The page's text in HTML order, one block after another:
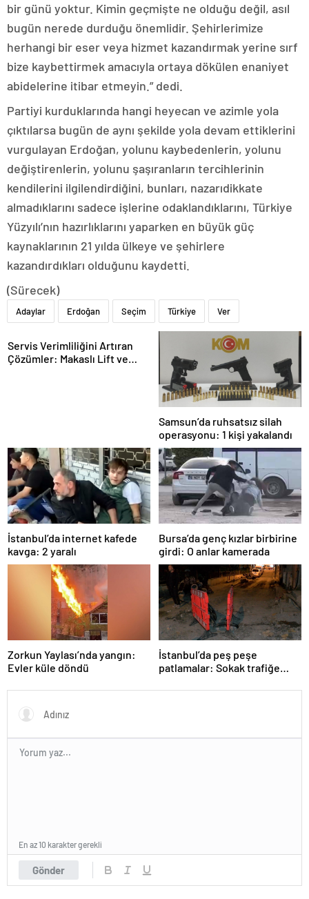
bir günü yoktur. Kimin geçmişte ne olduğu değil, asıl
bugün nerede durduğu önemlidir. Şehirlerimize
herhangi bir eser veya hizmet kazandırmak yerine sırf
bize kaybettirmek amacıyla ortaya dökülen enaniyet
abidelerine itibar etmeyin.” dedi.
Partiyi kurduklarında hangi heyecan ve azimle yola
çıktılarsa bugün de aynı şekilde yola devam ettiklerini
vurgulayan Erdoğan, yolunu kaybedenlerin, yolunu
değiştirenlerin, yolunu şaşıranların tercihlerinin
kendilerini ilgilendirdiğini, bunları, nazarıdikkate
almadıklarını sadece işlerine odaklandıklarını, Türkiye
Yüzyılı’nın hazırlıklarını yaparken en büyük güç
kaynaklarının 21 yılda ülkeye ve şehirlere
kazandırdıkları olduğunu kaydetti.
(Sürecek)
Adaylar Erdoğan Seçim Türkiye Ver
Servis Verimliliğini Artıran
Çözümler: Makaslı Lift ve
Samsun’da ruhsatsız silah
operasyonu: 1 kişi yakalandı
İstanbul’da internet kafede
kavga: 2 yaralı
Bursa’da genç kızlar birbirine
girdi: O anlar kamerada
Zorkun Yaylası’nda yangın:
Evler küle döndü
İstanbul’da peş peşe
patlamalar: Sokak trafiğe
Gönder
En az 10 karakter gerekli